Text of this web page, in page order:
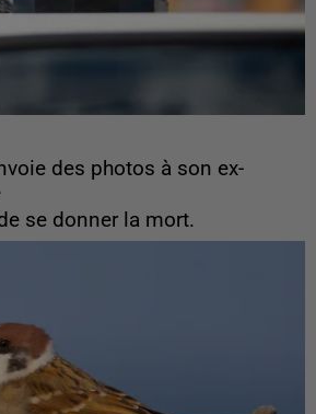
des photos à son ex-
se donner la mort.